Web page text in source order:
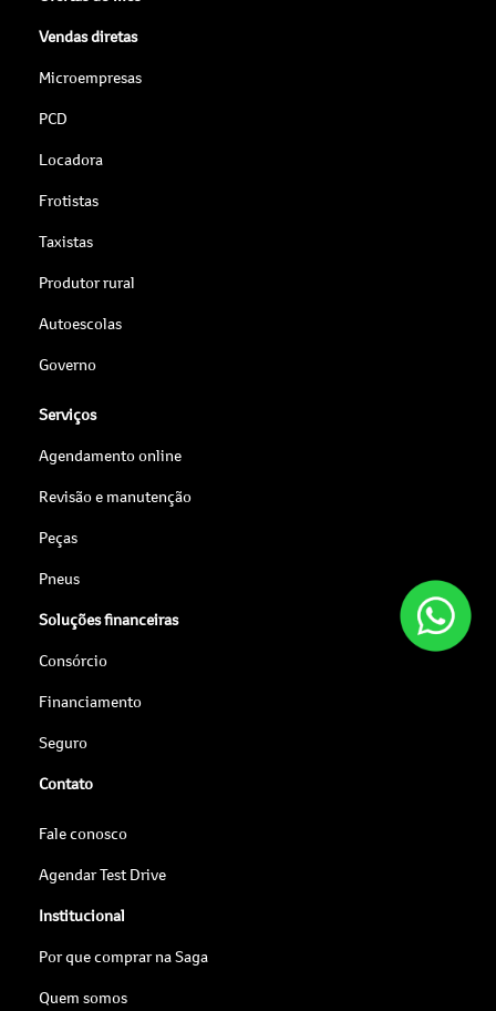
Vendas diretas
Microempresas
PCD
Locadora
Frotistas
Taxistas
Produtor rural
Autoescolas
Governo
Serviços
Agendamento online
Revisão e manutenção
Peças
Pneus
Soluções financeiras
Consórcio
Financiamento
Seguro
Contato
Fale conosco
Agendar Test Drive
Institucional
Por que comprar na Saga
Quem somos